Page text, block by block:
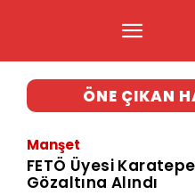
ÖNE ÇIKAN
Manşet
FETÖ Üyesi
Gözaltına Alındı